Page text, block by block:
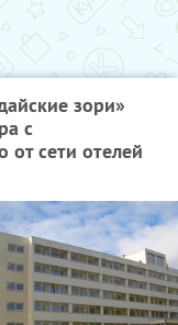
зори»
с
сети отелей